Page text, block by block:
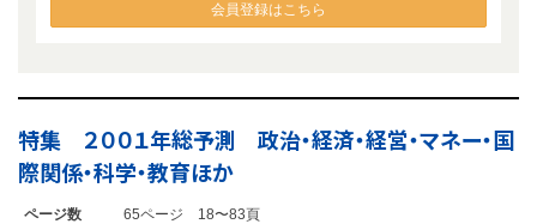
会員登録はこちら
特集 ２００１年総予測 政治・経済・経営・マネー・国
際関係・科学・教育ほか
ページ数
65ページ 18〜83頁